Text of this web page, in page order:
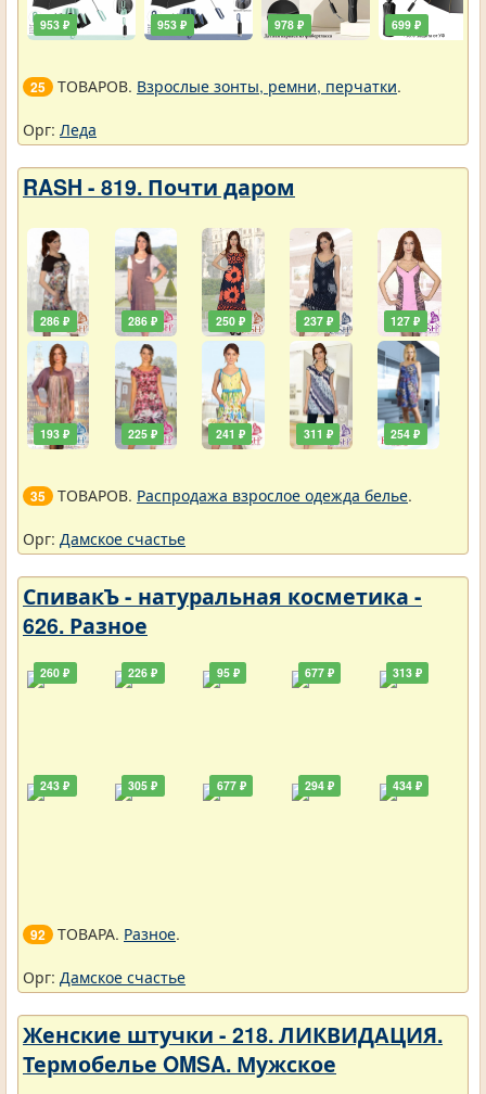
953 ₽ 953 ₽ 978 ₽ 699 ₽
25 ТОВАРОВ. Взрослые зонты, ремни, перчатки.
Орг: Леда
RASH - 819. Почти даром
286 ₽
193 ₽
286 ₽
225 ₽
250 ₽
241 ₽
237 ₽
311 ₽
127 ₽
254 ₽
35 ТОВАРОВ. Распродажа взрослое одежда белье.
Орг: Дамское счастье
СпивакЪ - натуральная косметика -
626. Разное
260 ₽
243 ₽
226 ₽
305 ₽
95 ₽
677 ₽
677 ₽
294 ₽
313 ₽
434 ₽
92 ТОВАРА. Разное.
Орг: Дамское счастье
Женские штучки - 218. ЛИКВИДАЦИЯ.
Термобелье OMSA. Мужское